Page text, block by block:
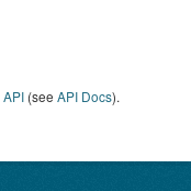
API (see API Docs).